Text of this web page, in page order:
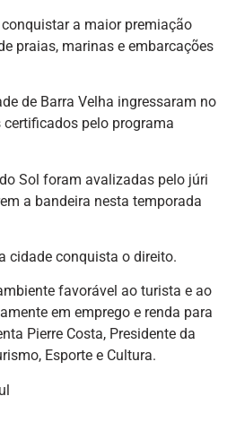
conquistar a maior premiação
praias, marinas e embarcações
de Barra Velha ingressaram no
pelo programa
Sol foram avalizadas pelo júri
a bandeira nesta temporada
cidade conquista o direito.
favorável ao turista e ao
em emprego e renda para
Pierre Costa, Presidente da
Esporte e Cultura.